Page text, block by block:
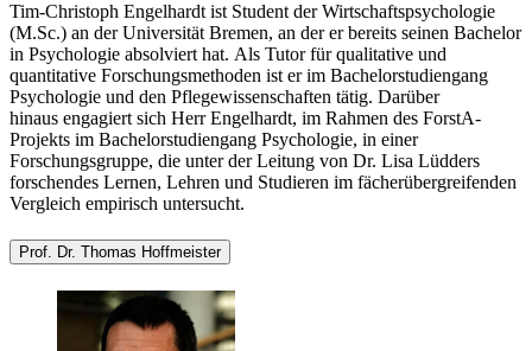
Tim-Christoph Engelhardt ist Student der Wirtschaftspsychologie
(M.Sc.) an der Universität Bremen, an der er bereits seinen Bachelor
in Psychologie absolviert hat. Als Tutor für qualitative und
quantitative Forschungsmethoden ist er im Bachelorstudiengang
Psychologie und den Pflegewissenschaften tätig. Darüber
hinaus engagiert sich Herr Engelhardt, im Rahmen des ForstA-
Projekts im Bachelorstudiengang Psychologie, in einer
Forschungsgruppe, die unter der Leitung von Dr. Lisa Lüdders
forschendes Lernen, Lehren und Studieren im fächerübergreifenden
Vergleich empirisch untersucht.
Prof. Dr. Thomas Hoffmeister